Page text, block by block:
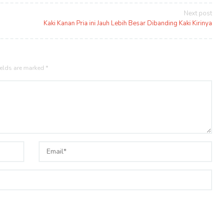
Next post
Kaki Kanan Pria ini Jauh Lebih Besar Dibanding Kaki Kirinya
are marked *